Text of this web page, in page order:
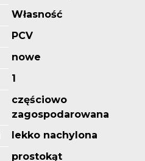
Własność
PCV
nowe
1
częściowo
zagospodarowana
lekko nachylona
prostokąt